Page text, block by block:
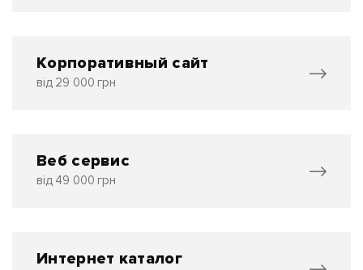
Корпоративный сайт
від 29 000 грн
Веб сервис
від 49 000 грн
Интернет каталог